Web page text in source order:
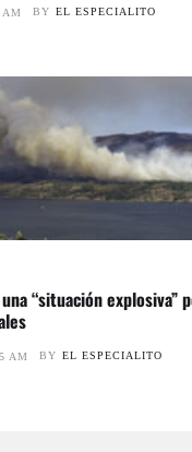
AM BY EL ESPECIALITO
“situación explosiva”
AM BY EL ESPECIALITO